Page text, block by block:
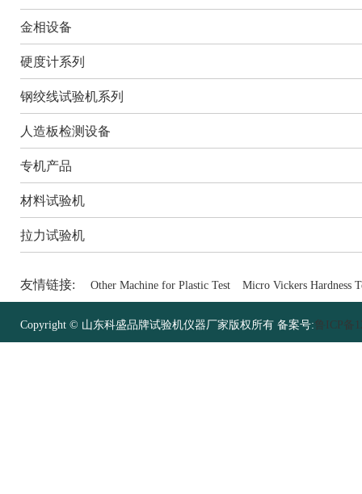
金相设备
硬度计系列
钢绞线试验机系列
人造板检测设备
专机产品
材料试验机
拉力试验机
友情链接: Other Machine for Plastic Test Micro Vickers Hardness
Copyright © 山东科盛品牌试验机仪器厂家版权所有 备案号:鲁ICP备